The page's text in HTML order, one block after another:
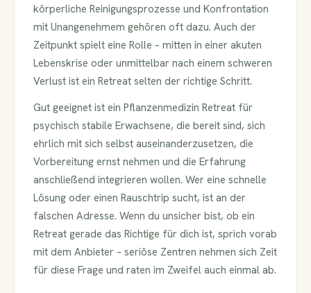
körperliche Reinigungsprozesse und Konfrontation
mit Unangenehmem gehören oft dazu. Auch der
Zeitpunkt spielt eine Rolle – mitten in einer akuten
Lebenskrise oder unmittelbar nach einem schweren
Verlust ist ein Retreat selten der richtige Schritt.
Gut geeignet ist ein Pflanzenmedizin Retreat für
psychisch stabile Erwachsene, die bereit sind, sich
ehrlich mit sich selbst auseinanderzusetzen, die
Vorbereitung ernst nehmen und die Erfahrung
anschließend integrieren wollen. Wer eine schnelle
Lösung oder einen Rauschtrip sucht, ist an der
falschen Adresse. Wenn du unsicher bist, ob ein
Retreat gerade das Richtige für dich ist, sprich vorab
mit dem Anbieter – seriöse Zentren nehmen sich Zeit
für diese Frage und raten im Zweifel auch einmal ab.